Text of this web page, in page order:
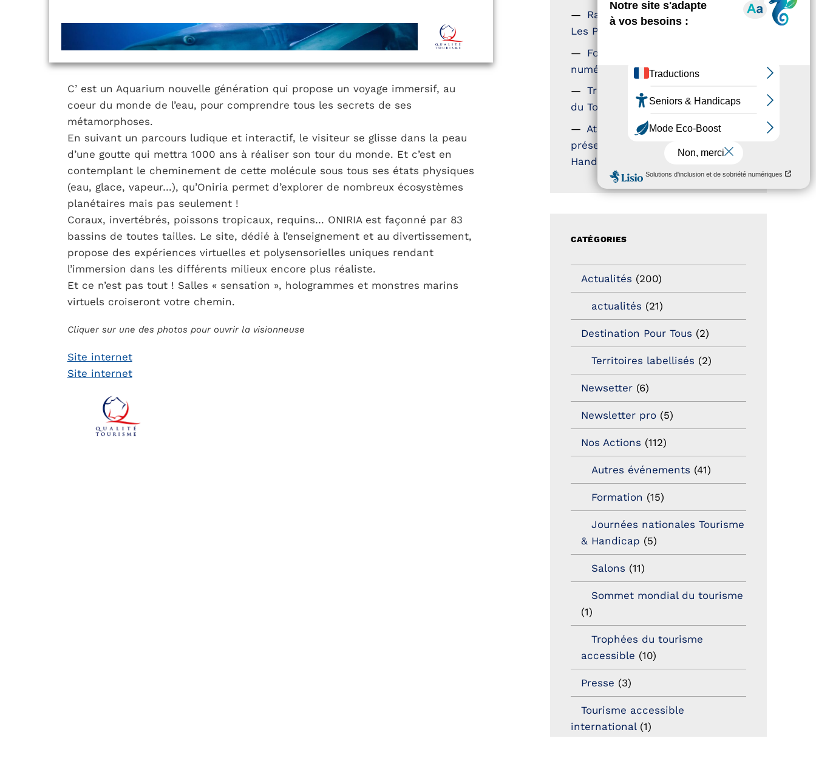
C’ est un Aquarium nouvelle génération qui propose un voyage immersif, au
coeur du monde de l’eau, pour comprendre tous les secrets de ses
métamorphoses.
En suivant un parcours ludique et interactif, le visiteur se glisse dans la peau
d’une goutte qui mettra 1000 ans à réaliser son tour du monde. Et c’est en
contemplant le cheminement de cette molécule sous tous ses états physiques
(eau, glace, vapeur…), qu’Oniria permet d’explorer de nombreux écosystèmes
planétaires mais pas seulement !
Coraux, invertébrés, poissons tropicaux, requins… ONIRIA est façonné par 83
bassins de toutes tailles. Le site, dédié à l’enseignement et au divertissement,
propose des expériences virtuelles et polysensorielles uniques rendant
l’immersion dans les différents milieux encore plus réaliste.
Et ce n’est pas tout ! Salles « sensation », hologrammes et monstres marins
virtuels croiseront votre chemin.
Cliquer sur une des photos pour ouvrir la visionneuse
Site internet
Site internet
Rallye Aicha des Gazelles –
Les Petillantes
Formation Communication
numérique
Trophées Horizons – Acteurs
du Tourisme Durable
Atout France – flyer
présentation label Tourisme &
Handicap
CATÉGORIES
Actualités (200)
actualités (21)
Destination Pour Tous (2)
Territoires labellisés (2)
Newsetter (6)
Newsletter pro (5)
Nos Actions (112)
Autres événements (41)
Formation (15)
Journées nationales Tourisme
& Handicap (5)
Salons (11)
Sommet mondial du tourisme
(1)
Trophées du tourisme
accessible (10)
Presse (3)
Tourisme accessible
international(1)